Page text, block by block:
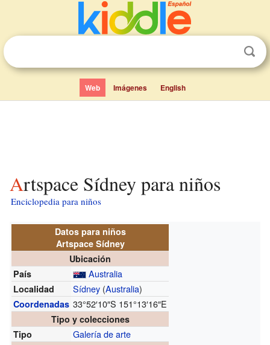
Web Imágenes English
Artspace Sídney para niños
Enciclopedia para niños
Datos para niños
Artspace Sídney
Ubicación
País
Australia
Localidad Sídney (Australia)
Coordenadas 33°52′10″S 151°13′16″E
Tipo y colecciones
Tipo
Galería de arte